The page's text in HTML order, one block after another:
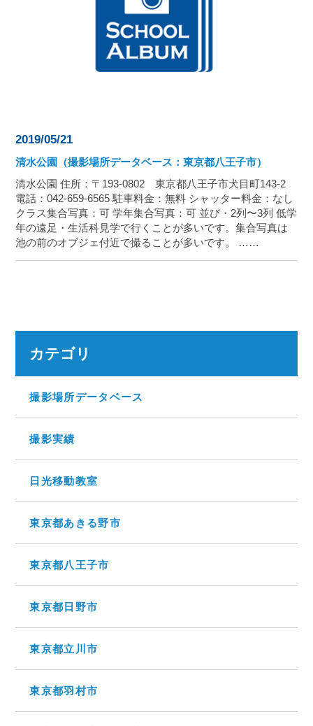
2019/05/21
清水公園（撮影場所データベース：東京都八王子市）
清水公園 住所：〒193-0802 東京都八王子市犬目町143-2
電話：042-659-6565 駐車料金：無料 シャッター料金：なし
クラス集合写真：可 学年集合写真：可 並び・2列〜3列 低学
年の遠足・生活科見学で行くことが多いです。集合写真は
池の前のオブジェ付近で撮ることが多いです。 ……
カテゴリ
撮影場所データベース
撮影実績
日光移動教室
東京都あきる野市
東京都八王子市
東京都日野市
東京都立川市
東京都羽村市